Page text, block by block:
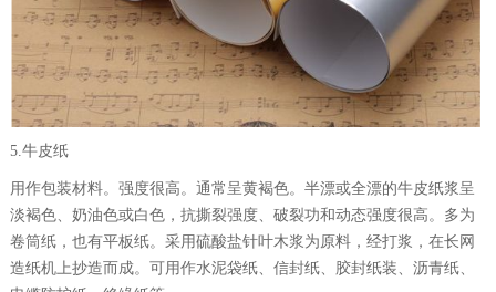
5.牛皮纸
用作包装材料。强度很高。通常呈黄褐色。半漂或全漂的牛皮纸浆呈
淡褐色、奶油色或白色，抗撕裂强度、破裂功和动态强度很高。多为
卷筒纸，也有平板纸。采用硫酸盐针叶木浆为原料，经打浆，在长网
造纸机上抄造而成。可用作水泥袋纸、信封纸、胶封纸装、沥青纸、